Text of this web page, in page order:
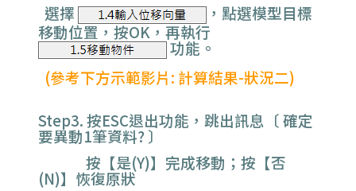
選擇
，點選模型目標
移動位置，按OK，再執行
功能。
(參考下方示範影片: 計算結果-狀況二)
Step3. 按ESC退出功能，跳出訊息〔 確定
要異動1筆資料? 〕
按【是(Y)】完成移動；按【否
(N)】恢復原狀